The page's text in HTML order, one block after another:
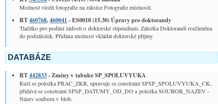
Možnost vložit fotografie na záložce Fotografie místností.
RT460768,460041 - ES0010 (15.30) Úpravy pro doktorandy
Tlačítko pro podání žádosti o doktorské stipendium. Záložka Doktorandi rozčleněna
do podzáložek. Přidána možnost vkládat doktorské příjmy.
DATABÁZE
RT442833- Změny v tabulce SP_SPOLUVYUKA
Ruší se položka PRAC_ZKR, upravuje se constraint SPSP_SPOLUVYUKA_CK,
přidává se constraint SPSP_DATUMY_OD_DO a položka SOUBOR_NAZEV -
Název souboru v blob.